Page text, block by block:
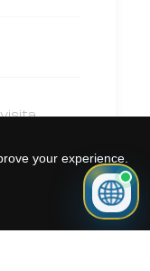
your experience.